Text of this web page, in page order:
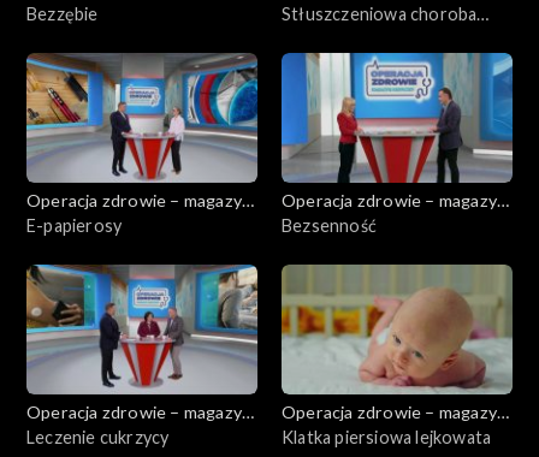
medyczny
Bezzębie
medyczny
Stłuszczeniowa choroba
Operacja zdrowie – magazyn
medyczny
E-papierosy
Operacja zdrowie – magazyn
medyczny
Bezsenność
Operacja zdrowie – magazyn
medyczny
Leczenie cukrzycy
Operacja zdrowie – magazyn
medyczny
Klatka piersiowa lejkowata